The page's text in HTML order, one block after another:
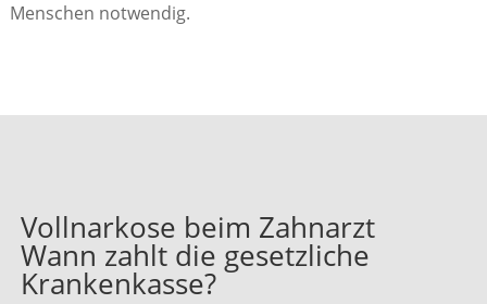
Menschen notwendig.
Vollnarkose beim Zahnarzt
Wann zahlt die gesetzliche
Krankenkasse?